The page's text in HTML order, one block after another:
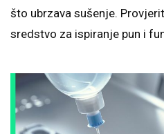
što ubrzava sušenje.
sredstvo za ispiranje pun i